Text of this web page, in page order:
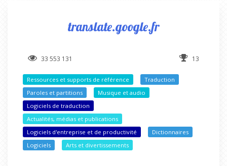
translate.google.fr
33 553 131 13
Ressources et supports de référence
Traduction
Paroles et partitions
Musique et audio
Logiciels de traduction
Actualités, médias et publications
Logiciels d'entreprise et de productivité
Dictionnaires
Logiciels
Arts et divertissements